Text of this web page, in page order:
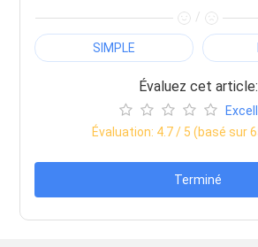
/
SIMPLE
Évaluez cet article:
Évaluation: 4.7/ 5 (basé sur
Terminé